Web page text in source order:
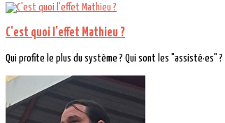
C'est quoi l'effet Mathieu ?
Qui profite le plus du système ? Qui sont les "assisté·es"